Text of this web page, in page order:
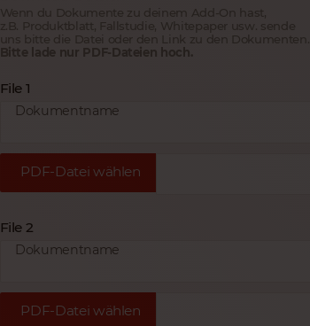
Wenn du Dokumente zu deinem Add-On hast,
z.B. Produktblatt, Fallstudie, Whitepaper usw. sende
uns bitte die Datei oder den Link zu den Dokumenten.
Bitte lade nur PDF-Dateien hoch.
File 1
Dokumentname
PDF-Datei wählen
File 2
Dokumentname
PDF-Datei wählen